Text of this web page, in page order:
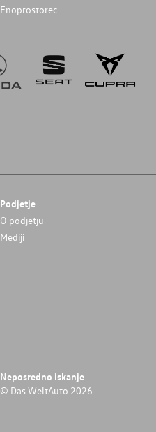
Enoprostorec
Podjetje
O podjetju
Mediji
Neposredno iskanje
© Das WeltAuto 2026